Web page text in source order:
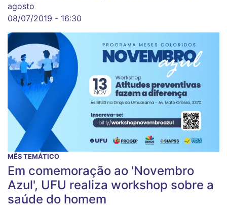
agosto
08/07/2019 - 16:30
MÊS TEMÁTICO
Em comemoração ao 'Novembro
Azul', UFU realiza workshop sobre a
saúde do homem